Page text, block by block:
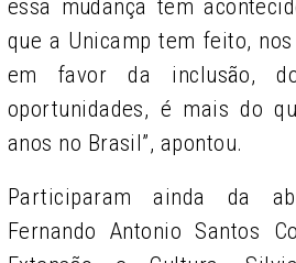
essa mudança tem
que a Unicamp tem feito,
em favor da inclusão,
oportunidades, é mais do
anos no Brasil”, apontou.
Participaram ainda da
Fernando Antonio Santos